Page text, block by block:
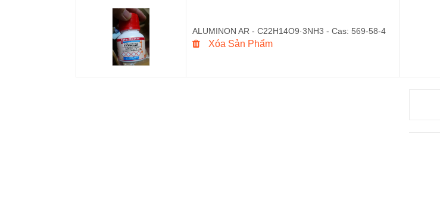
THUỐC PHA SẴN
HÓA CHẤT CÔNG NGHIỆP
ALUMINON AR - C22H14O9·3NH3 - Cas: 569-58-4
Xóa Sản Phẩm